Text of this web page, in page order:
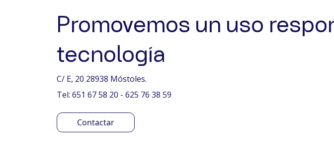
Promovemos un uso
tecnología
C/ E, 20 28938 Móstoles.
Tel: 651 67 58 20 - 625 76 38 59
Contactar